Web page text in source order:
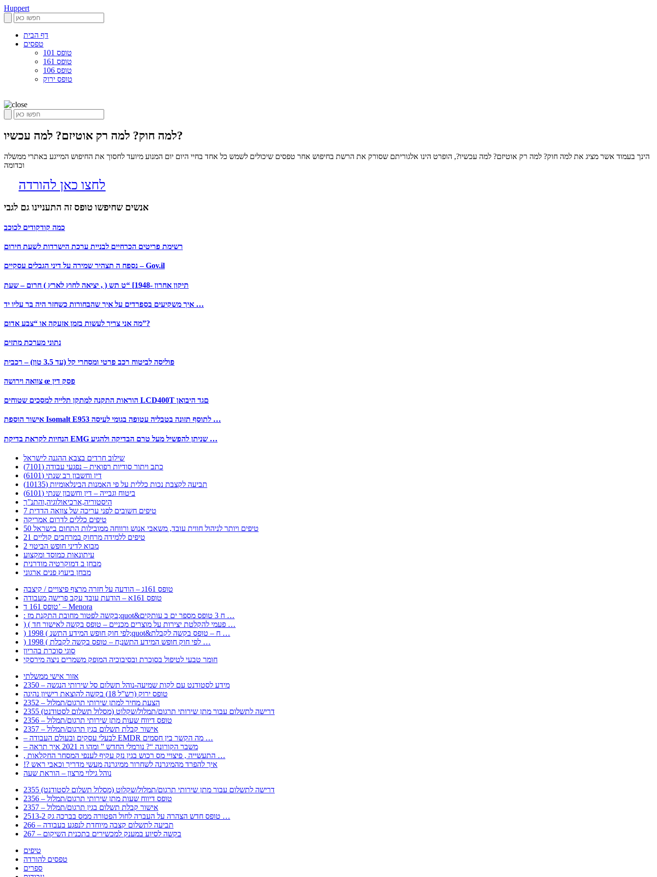
Huppert
דף הבית
טפסים
טופס 101
טופס 161
טופס 106
טופס ירוק
למה חוק? למה רק אוטיזם? למה עכשיו?
הינך בעמוד אשר מציג את למה חוק? למה רק אוטיזם? למה עכשיו?, הופרט הינו אלגוריתם שסורק את הרשת בחיפוש אחר טפסים שיכולים לשמש כל אחד בחיי היום יום המנוע מיועד לחסוך את החיפוש המייגע באתרי ממשלה
וכדומה
לחצו כאן להורדה
אנשים שחיפשו טופס זה התעניינו גם לגבי
כמה קודקודים לכוכב
רשימת פריטים הכרחיים לבניית ערכת הישרדות לשעת חירום
נספח ה תצהיר שמירה על דיני הגבלים עסקיים – Gov.il
תיקון אחרון -1948] “ט תש ( , יציאה לחוץ לארץ ) חרום – שעת
איך משקיעים בספרדים על איך שהבחורות כשחזר היה בר עליו יד …
מה אני צריך לעשות בזמן אזעקה או “צבע אדום”?
נתוני מערכת מתזים
פוליסה לביטוח רכב פרטי ומסחרי קל (עד 3.5 טון) – רכבית
צוואה וירושה œ פסק דין
הוראות התקנה למתקן תלייה למסכים שטוחים LCD400T םגד היבואן
אישור הוספת Isomalt E953 לתוסף תזונה בטבליה עטופה בגומי לעיסה …
הנחיות לקראת בדיקת EMG שניתן להפשיל מעל טרם הבדיקה ולהגיע …
שילוב חרדים בצבא ההגנה לישראל
כתב ויתור סודיות רפואית – נפגעי עבודה (7101)
דין וחשבון רב שנתי (6101)
תביעה לקצבת נכות כללית על פי האמנות הבינלאומיות (10135)
ביטוח וגבייה – דין וחשבון שנתי (6101)
היסטוריה,ארכיאולוגיה,והתנ”ך
7 טיפים חשובים לפני עריכה של צוואה הדדית
טיפים כללים לדרום אמריקה
50 טיפים ויותר לניהול חווית עובד, משאבי אנוש ורווחה ממובילות התחום בישראל
21 טיפים ללמידה מרחוק במרחבים קוליים
מבוא לדיני חופש הביטוי 2
עיתונאות כמוסד ומקצוע
מבחן ב דמוקרטיה מודרנית
מבחן ביעוץ פנים ארגוני
טופס 161ג – הודעה על חזרה מרצף פיצויים / קיצבה
טופס 161א – הודעת עובד עקב פרישה מעבודה
טופס 161 ד’ – Menora
: בקשה לפטור מחובת התקנת מז;quot&ח 3 טופס מספר ים ב עותקים …
) ( פעמי להקלטת יצירות על מוצרים מכניים – טופס בקשה לאישור חד …
) 1998 ( לפי חוק חופש המידע התשנ;quot&ח – טופס בקשה לקבלת …
) 1998 ( לפי חוק חופש המידע התשנ;ח – טופס בקשה לקבלת …
סוגי סוכרת בהריון
חומר טבעי לטיפול בסוכרת ובסיבוכיה המופק משמרים ניצה מירסקי
אזור אישי ממשלתי
2350 – מידע לסטודנט עם לקות שמיעה-נוהל תשלום סל שירותי הנגשה
טופס ירוק (רש”ל 18) בקשה להוצאת רישיון נהיגה
2352 – הצעת מחיר למתן שירותי תרגום/תמלול
2355 דרישה לתשלום עבור מתן שירותי תרגום/תמלול/שקלוט (מסלול תשלום לסטודנט)
2356 – טופס דיווח שעות מתן שירותי תרגום/תמלול
2357 – אישור קבלת תשלום בגין תרגום/תמלול
– לבעלי עסקים ובעולם העבודה EMDR מה הקשר בין חסמים …
– משבר הקורונה “? נורמלי החדש ” ומהו ה 2021 איך תראה
, התעשייה , פיצויי מס רכוש בגין נזק עקיף לענפי המסחר החקלאות …
!? איך להפרד מהמיגרנה לשחרור ממיגרנה מעשי מדריך וכאבי ראש
נוהל גילוי מרצון – הוראת שעה
2355 דרישה לתשלום עבור מתן שירותי תרגום/תמלול/שקלוט (מסלול תשלום לסטודנט)
2356 – טופס דיווח שעות מתן שירותי תרגום/תמלול
2357 – אישור קבלת תשלום בגין תרגום/תמלול
2513-2 טופס חדש הצהרה על העברה לחול הפטורה ממס בברכה גק …
266 – תביעה לתשלום קצבה מיוחדת לנפגע בעבודה
267 – בקשה לסיוע במענק למכשירים בתכנית השיקום
טיפים
טפסים להורדה
ספרים